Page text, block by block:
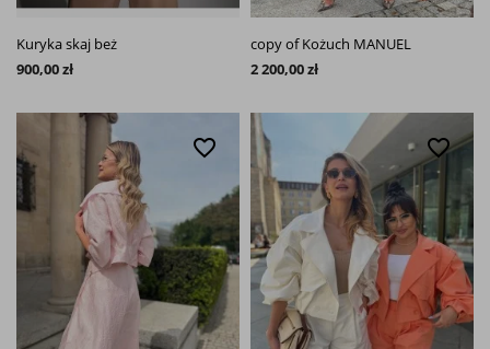
Kuryka skaj beż
900,00 zł
copy of Kożuch MANUEL
2 200,00 zł
favorite_border favorite_border